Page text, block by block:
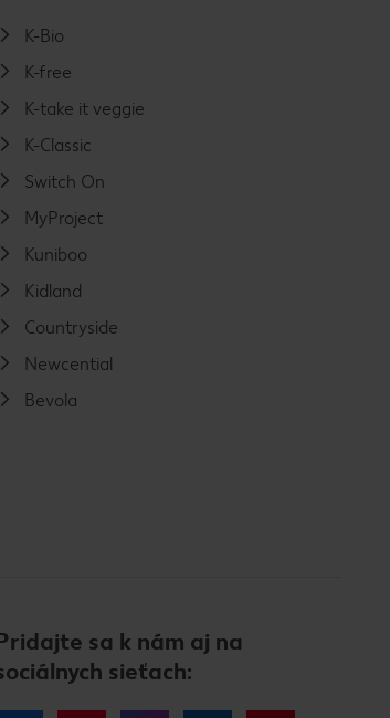
K-Bio
K-free
K-take it veggie
K-Classic
Switch On
MyProject
Kuniboo
Kidland
Countryside
Newcential
Bevola
sa k nám aj na
sieťach: